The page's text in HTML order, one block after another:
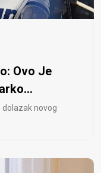
Ovo Je
dolazak novog